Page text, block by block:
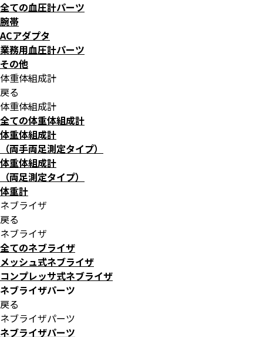
全ての血圧計パーツ
腕帯
ACアダプタ
業務用血圧計パーツ
その他
体重体組成計
戻る
体重体組成計
全ての体重体組成計
体重体組成計
（両手両足測定タイプ）
体重体組成計
（両足測定タイプ）
体重計
ネブライザ
戻る
ネブライザ
全てのネブライザ
メッシュ式ネブライザ
コンプレッサ式ネブライザ
ネブライザパーツ
戻る
ネブライザパーツ
ネブライザパーツ